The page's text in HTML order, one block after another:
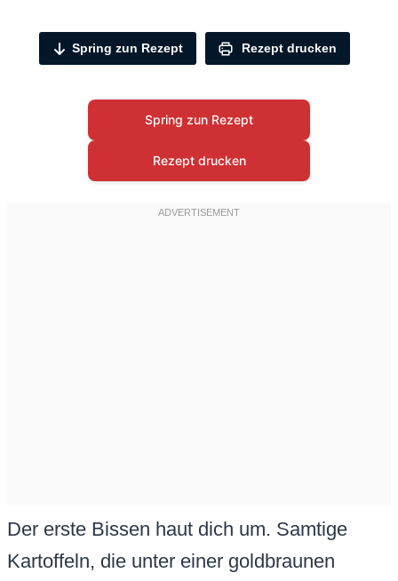
Spring zun Rezept Rezept drucken
Spring zun Rezept
Rezept drucken
Der erste Bissen haut dich um. Samtige
Kartoffeln, die unter einer goldbraunen